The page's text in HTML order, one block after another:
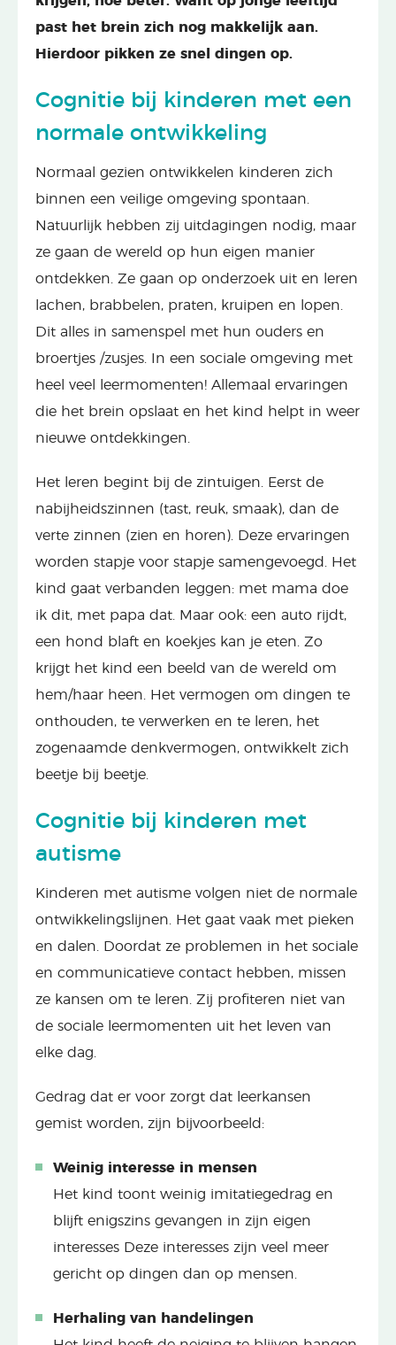
past het brein zich nog makkelijk aan.
Hierdoor pikken ze snel dingen op.
Cognitie bij kinderen met een
normale ontwikkeling
Normaal gezien ontwikkelen kinderen zich
binnen een veilige omgeving spontaan.
Natuurlijk hebben zij uitdagingen nodig, maar
ze gaan de wereld op hun eigen manier
ontdekken. Ze gaan op onderzoek uit en leren
lachen, brabbelen, praten, kruipen en lopen.
Dit alles in samenspel met hun ouders en
broertjes /zusjes. In een sociale omgeving met
heel veel leermomenten! Allemaal ervaringen
die het brein opslaat en het kind helpt in weer
nieuwe ontdekkingen.
Het leren begint bij de zintuigen. Eerst de
nabijheidszinnen (tast, reuk, smaak), dan de
verte zinnen (zien en horen). Deze ervaringen
worden stapje voor stapje samengevoegd. Het
kind gaat verbanden leggen: met mama doe
ik dit, met papa dat. Maar ook: een auto rijdt,
een hond blaft en koekjes kan je eten. Zo
krijgt het kind een beeld van de wereld om
hem/haar heen. Het vermogen om dingen te
onthouden, te verwerken en te leren, het
zogenaamde denkvermogen, ontwikkelt zich
beetje bij beetje.
Cognitie bij kinderen met
autisme
Kinderen met autisme volgen niet de normale
ontwikkelingslijnen. Het gaat vaak met pieken
en dalen. Doordat ze problemen in het sociale
en communicatieve contact hebben, missen
ze kansen om te leren. Zij profiteren niet van
de sociale leermomenten uit het leven van
elke dag.
Gedrag dat er voor zorgt dat leerkansen
gemist worden, zijn bijvoorbeeld:
Weinig interesse in mensen
Het kind toont weinig imitatiegedrag en
blijft enigszins gevangen in zijn eigen
interesses Deze interesses zijn veel meer
gericht op dingen dan op mensen.
Herhaling van handelingen